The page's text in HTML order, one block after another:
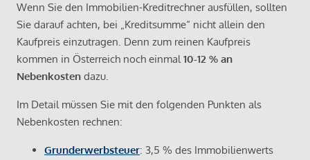
Wenn Sie den Immobilien-Kreditrechner ausfüllen, sollten
Sie darauf achten, bei „Kreditsumme“ nicht allein den
Kaufpreis einzutragen. Denn zum reinen Kaufpreis
kommen in Österreich noch einmal10-12 % an
Nebenkosten dazu.
Im Detail müssen Sie mit den folgenden Punkten als
Nebenkosten rechnen:
Grunderwerbsteuer: 3,5 % des Immobilienwerts